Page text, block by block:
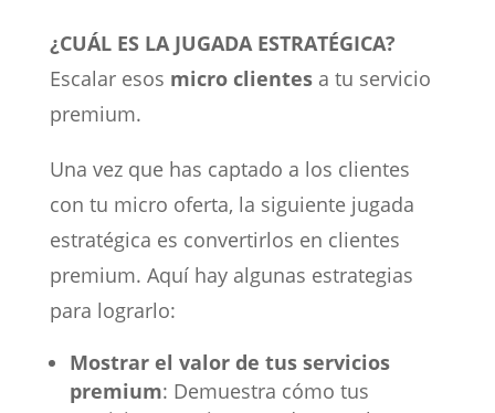
¿CUÁL ES LA JUGADA ESTRATÉGICA?
Escalar esos micro clientesa tu servicio
premium.
Una vez que has captado a los clientes
con tu micro oferta, la siguiente jugada
estratégica es convertirlos en clientes
premium. Aquí hay algunas estrategias
para lograrlo:
Mostrar el valor de tus servicios
premium: Demuestra cómo tus